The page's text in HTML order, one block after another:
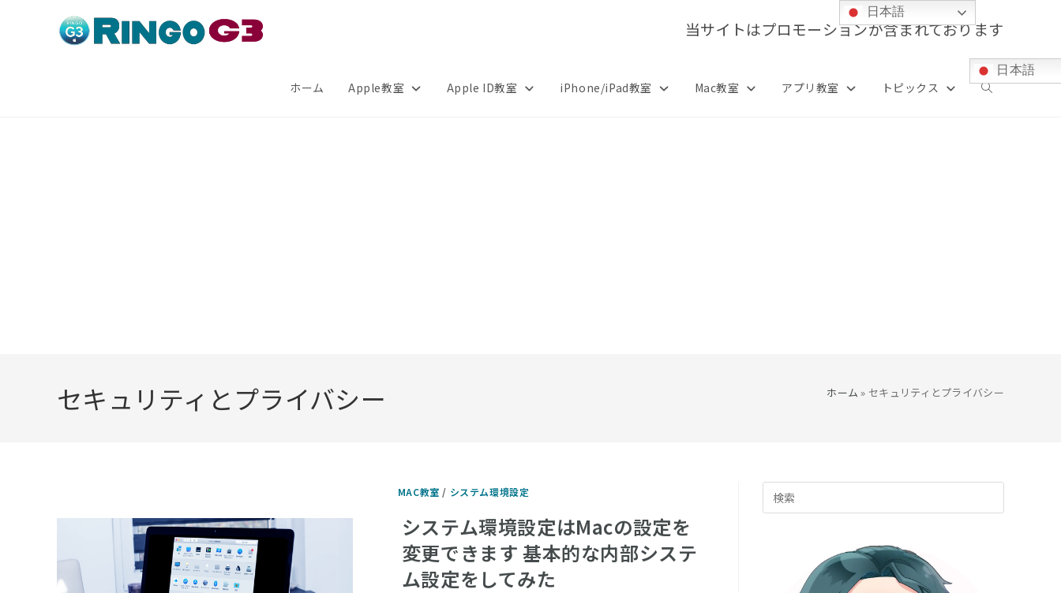
当サイトはプロモーションが含まれております
ホーム Apple教室 Apple ID教室 iPhone/iPad教室 Mac教室 アプリ教室 トピックス
日本語
ウ
セキュリティとプライバシー ホーム » セキュリティとプライバシー
MAC教室 / システム環境設定
システム環境設定はMacの設定を
変更できます 基本的な内部システ
ム設定をしてみた
Escape
日本語